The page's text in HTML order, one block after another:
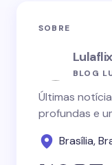
SOBRE
Lulaflix
BLOG
Últimas
profundas e
Brasília,